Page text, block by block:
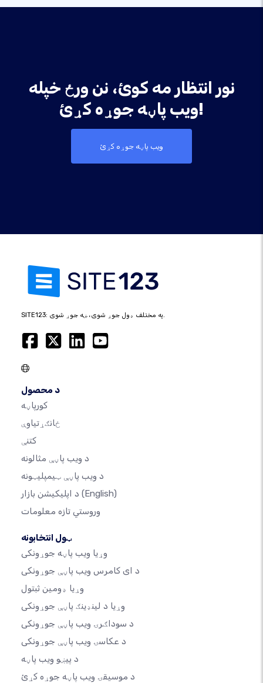
نور انتظار مه کوئ، نن ورځ خپله
ویب پاڼه جوړه کړئ!
ویب پاڼه جوړه کړئ
SITE123: په مختلف ډول جوړ شوی، ښه جوړ شوی.
د محصول
کورپاڼه
ځانګړتیاوې
کتنې
د ویب پاڼې مثالونه
د ویب پاڼې ټیمپلیټونه
(English)
وروستي تازه معلومات
ټول انتخابونه
وړیا ویب پاڼه جوړونکی
د ای کامرس ویب پاڼې جوړونکی
وړیا ډومین ثبتول
وړیا د لینډینګ پاڼې جوړونکی
د سوداګرۍ ویب پاڼې جوړونکی
د عکاسۍ ویب پاڼې جوړونکی
د پیښو ویب پاڼه
د موسیقۍ ویب پاڼه جوړه کړئ